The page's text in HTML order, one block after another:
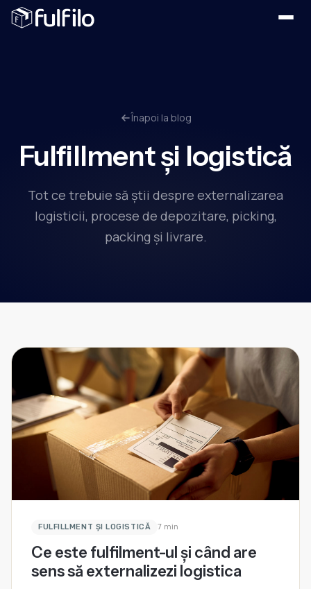
Înapoi la blog
Fulfillment și logistică
Tot ce trebuie să știi despre externalizarea
logisticii, procese de depozitare, picking,
packing și livrare.
FULFILLMENT ȘI LOGISTICĂ 7 min
Ce este fulfilment-ul și când are
sens să externalizezi logistica